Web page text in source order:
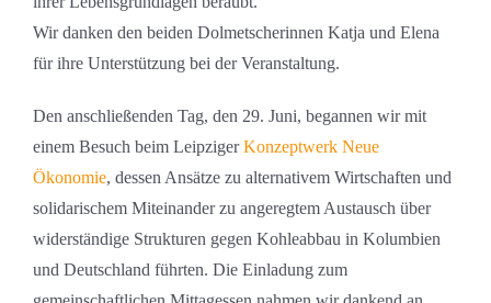
Wir danken den beiden Dolmetscherinnen Katja und Elena
für ihre Unterstützung bei der Veranstaltung.
Den anschließenden Tag, den 29. Juni, begannen wir mit
einem Besuch beim LeipzigerKonzeptwerk Neue
Ökonomie, dessen Ansätze zu alternativem Wirtschaften und
solidarischem Miteinander zu angeregtem Austausch über
widerständige Strukturen gegen Kohleabbau in Kolumbien
und Deutschland führten. Die Einladung zum